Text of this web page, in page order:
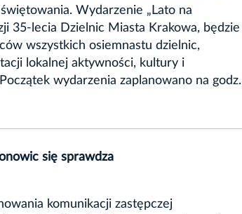
Wydarzenie „Lato na
35-lecia Dzielnic Miasta Krakowa, będzie
wszystkich osiemnastu dzielnic,
lokalnej aktywności, kultury i
wydarzenia zaplanowano na godz.
się sprawdza
komunikacji zastępczej